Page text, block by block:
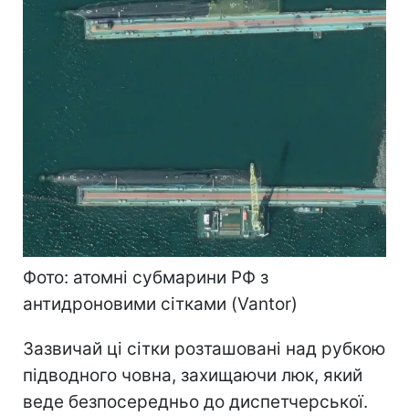
Фото: атомні субмарини РФ з
антидроновими сітками (Vantor)
Зазвичай ці сітки розташовані над рубкою
підводного човна, захищаючи люк, який
веде безпосередньо до диспетчерської.